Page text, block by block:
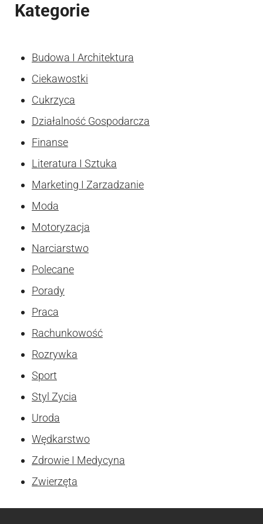
Kategorie
Budowa I Architektura
Ciekawostki
Cukrzyca
Działalność Gospodarcza
Finanse
Literatura I Sztuka
Marketing I Zarzadzanie
Moda
Motoryzacja
Narciarstwo
Polecane
Porady
Praca
Rachunkowość
Rozrywka
Sport
Styl Zycia
Uroda
Wędkarstwo
Zdrowie I Medycyna
Zwierzęta